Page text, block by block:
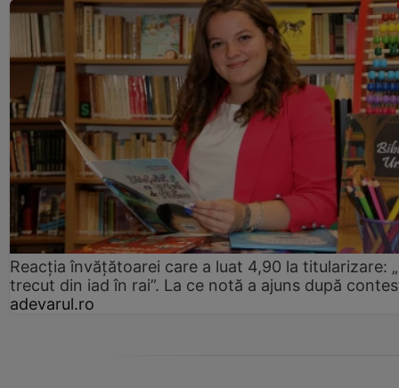
Reacția învățătoarei care a luat 4,90 la titularizare:
trecut din iad în rai”. La ce notă a ajuns după
adevarul.ro